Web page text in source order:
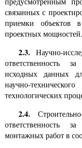
связанных с
приемки объектов
проектных мощностей.
2.3. Научно-
ответственность
исходных данных
научно-
технологических
2.4.
ответственность
монтажных работ в